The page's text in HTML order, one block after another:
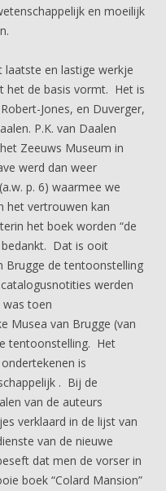
en moeilijk
laatste en lastige werkje
het de basis vormt. Het is
Jones, en Duverger,
P.K. van Daalen
Zeeuws Museum in
werd dan weer
p. 6) waarmee we
het vertrouwen kan
het boek worden “de
bedankt. Dat is ooit
Brugge de tentoonstelling
catalogusnotities werden
toen
Musea van Brugge (van
tentoonstelling. Het
is
. Bij de
van de auteurs
verklaard in de lijst van
van de nieuwe
dat men de vorser in
boek “Colard Mansion”